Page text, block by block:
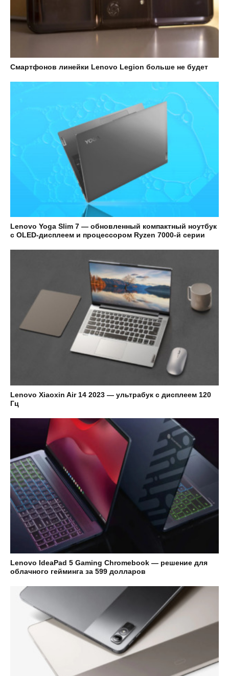
Смартфонов линейки Lenovo Legion больше не будет
Lenovo Yoga Slim 7 — обновленный компактный ноутбук
с OLED-дисплеем и процессором Ryzen 7000-й серии
Lenovo Xiaoxin Air 14 2023 — ультрабук с дисплеем 120
Гц
Lenovo IdeaPad 5 Gaming Chromebook — решение для
облачного гейминга за 599 долларов